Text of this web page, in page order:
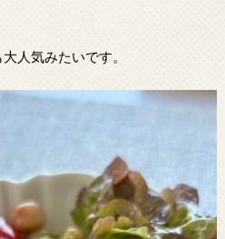
人気みたいです。